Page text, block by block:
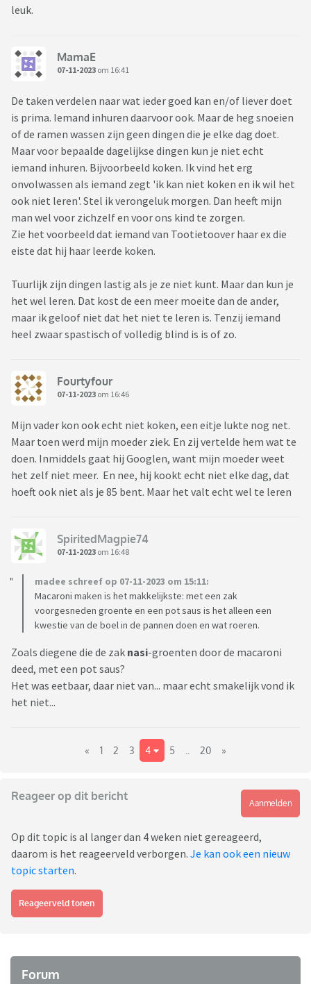
leuk.
MamaE
07-11-2023 om 16:41
De taken verdelen naar wat ieder goed kan en/of liever doet
is prima. Iemand inhuren daarvoor ook. Maar de heg snoeien
of de ramen wassen zijn geen dingen die je elke dag doet.
Maar voor bepaalde dagelijkse dingen kun je niet echt
iemand inhuren. Bijvoorbeeld koken. Ik vind het erg
onvolwassen als iemand zegt 'ik kan niet koken en ik wil het
ook niet leren'. Stel ik verongeluk morgen. Dan heeft mijn
man wel voor zichzelf en voor ons kind te zorgen.
Zie het voorbeeld dat iemand van Tootietoover haar ex die
eiste dat hij haar leerde koken.
Tuurlijk zijn dingen lastig als je ze niet kunt. Maar dan kun je
het wel leren. Dat kost de een meer moeite dan de ander,
maar ik geloof niet dat het niet te leren is. Tenzij iemand
heel zwaar spastisch of volledig blind is is of zo.
Fourtyfour
07-11-2023 om 16:46
Mijn vader kon ook echt niet koken, een eitje lukte nog net.
Maar toen werd mijn moeder ziek. En zij vertelde hem wat te
doen. Inmiddels gaat hij Googlen, want mijn moeder weet
het zelf niet meer. En nee, hij kookt echt niet elke dag, dat
hoeft ook niet als je 85 bent. Maar het valt echt wel te leren
SpiritedMagpie74
07-11-2023 om 16:48
madee schreef op 07-11-2023 om 15:11:
Macaroni maken is het makkelijkste: met een zak
voorgesneden groente en een pot saus is het alleen een
kwestie van de boel in de pannen doen en wat roeren.
Zoals diegene die de zak nasi-groenten door de macaroni
deed, met een pot saus?
Het was eetbaar, daar niet van... maar echt smakelijk vond ik
het niet...
« 1 2 3 4 5 20 »
Reageer op dit bericht
Aanmelden
Op dit topic is al langer dan 4 weken niet gereageerd,
daarom is het reageerveld verborgen. Je kan ook een nieuw
topic starten.
Reageerveld tonen
Forum